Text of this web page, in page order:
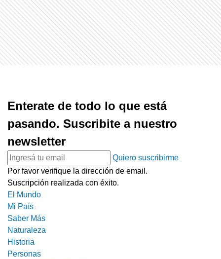
Enterate de todo lo que está
pasando. Suscribite a nuestro
newsletter
Quiero suscribirme
Por favor verifique la dirección de email.
Suscripción realizada con éxito.
El Mundo
Mi País
Saber Más
Naturaleza
Historia
Personas